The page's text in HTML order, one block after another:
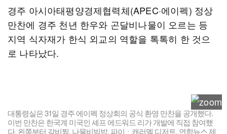
경주 아시아태평양경제협력체(APEC·에이펙) 정상
만찬에 경주 천년 한우와 곤달비나물이 오르는 등
지역 식자재가 한식 외교의 역할을 톡톡히 한 것으
로 나타났다.
대통령실은 31일 경주 에이펙 정상회의 공식 환영 만찬을 공개했다.
이번 만찬은 한국계 미국인 셰프 에드워드 리가 개발에 직접 참여했
다. 왼쪽부터 갈비찜, 나물비빔밥, 파이ㆍ캐러멜 디저트. 연합뉴스 제